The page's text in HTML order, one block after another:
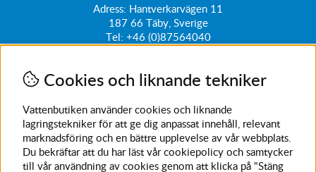
Adress: Hantverkarvägen 11
187 66 Täby, Sverige
Tel: +46 (0)87564040
kundtjanst@vattenbutiken.se
Få vårt nyhetsbrev
Ange din e-post nedan för att ta del av nyheter och
erbjudanden
SKICKA
Cookies och liknande tekniker
Vattenbutiken använder cookies och liknande
lagringstekniker för att ge dig anpassat innehåll, relevant
marknadsföring och en bättre upplevelse av vår webbplats.
Du bekräftar att du har läst vår cookiepolicy och samtycker
till vår användning av cookies genom att klicka på "Stäng